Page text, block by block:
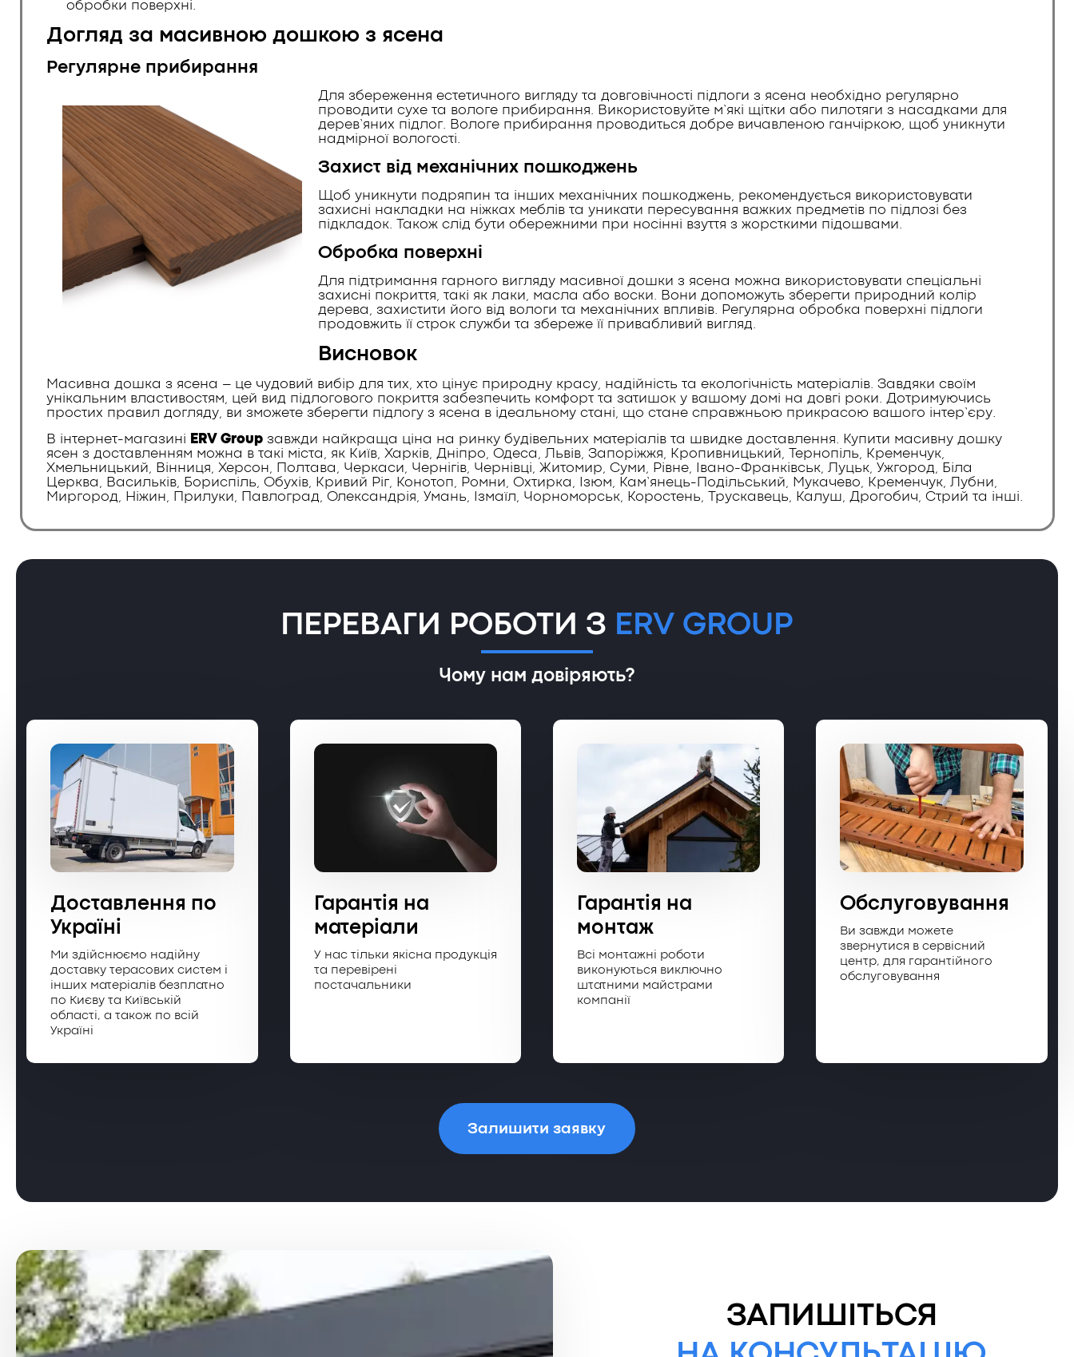
обробки поверхні.
Догляд за масивною дошкою з ясена
Регулярне прибирання
Для збереження естетичного вигляду та довговічності підлоги з ясена необхідно регулярно
проводити сухе та вологе прибирання. Використовуйте м’які щітки або пилотяги з насадками для
дерев’яних підлог. Вологе прибирання проводиться добре вичавленою ганчіркою, щоб уникнути
надмірної вологості.
Захист від механічних пошкоджень
Щоб уникнути подряпин та інших механічних пошкоджень, рекомендується використовувати
захисні накладки на ніжках меблів та уникати пересування важких предметів по підлозі без
підкладок. Також слід бути обережними при носінні взуття з жорсткими підошвами.
Обробка поверхні
Для підтримання гарного вигляду масивної дошки з ясена можна використовувати спеціальні
захисні покриття, такі як лаки, масла або воски. Вони допоможуть зберегти природний колір
дерева, захистити його від вологи та механічних впливів. Регулярна обробка поверхні підлоги
продовжить її строк служби та збереже її привабливий вигляд.
Висновок
Масивна дошка з ясена – це чудовий вибір для тих, хто цінує природну красу, надійність та екологічність матеріалів. Завдяки своїм
унікальним властивостям, цей вид підлогового покриття забезпечить комфорт та затишок у вашому домі на довгі роки. Дотримуючись
простих правил догляду, ви зможете зберегти підлогу з ясена в ідеальному стані, що стане справжньою прикрасою вашого інтер’єру.
В інтернет-магазині ERV Groupзавжди найкраща ціна на ринку будівельних матеріалів та швидке доставлення. Купити масивну дошку
ясен з доставленням можна в такі міста, як Київ, Харків, Дніпро, Одеса, Львів, Запоріжжя, Кропивницький, Тернопіль, Кременчук,
Хмельницький, Вінниця, Херсон, Полтава, Черкаси, Чернігів, Чернівці, Житомир, Суми, Рівне, Івано-Франківськ, Луцьк, Ужгород, Біла
Церква, Васильків, Бориспіль, Обухів, Кривий Ріг, Конотоп, Ромни, Охтирка, Ізюм, Кам’янець-Подільський, Мукачево, Кременчук, Лубни,
Миргород, Ніжин, Прилуки, Павлоград, Олександрія, Умань, Ізмаїл, Чорноморськ, Коростень, Трускавець, Калуш, Дрогобич, Стрий та інші.
ПЕРЕВАГИ РОБОТИ З ERV GROUP
Чому нам довіряють?
Доставлення по
Україні
Ми здійснюємо надійну
доставку терасових систем і
інших матеріалів безплатно
по Києву та Київській
області, а також по всій
Україні
Гарантія на
матеріали
У нас тільки якісна продукція
та перевірені
постачальники
Гарантія на
монтаж
Всі монтажні роботи
виконуються виключно
штатними майстрами
компанії
Обслуговування
Ви завжди можете
звернутися в сервісний
центр, для гарантійного
обслуговування
Залишити заявку
ЗАПИШІТЬСЯ